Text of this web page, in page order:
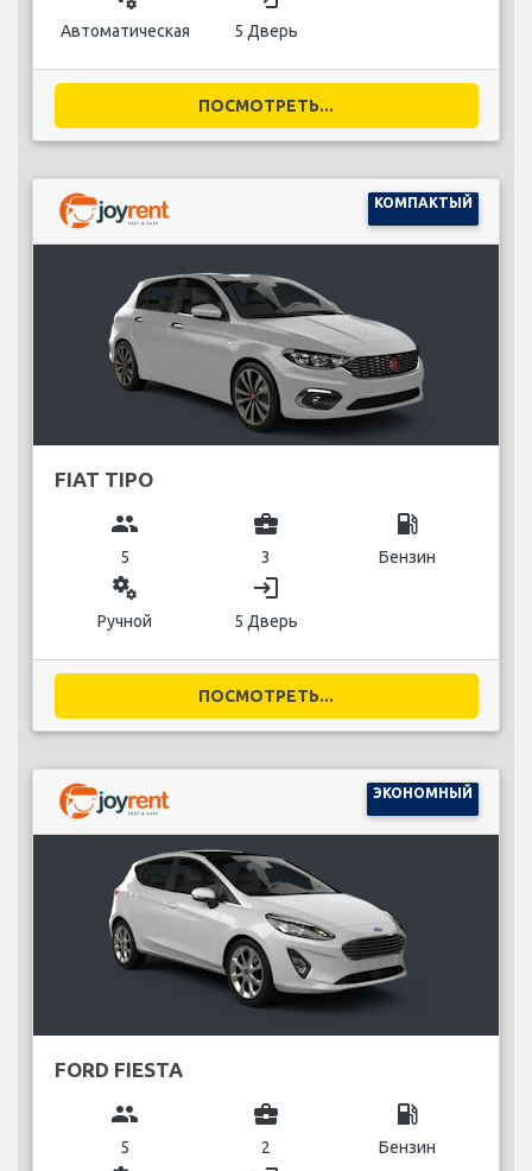
Автоматическая 5 Дверь
ПОСМОТРЕТЬ...
КОМПАКТЫЙ
FIAT TIPO
group
5
business_center
3
local_gas_station
Бензин
miscellaneous_services
Ручной
login
5 Дверь
ПОСМОТРЕТЬ...
ЭКОНОМНЫЙ
FORD FIESTA
group
5
business_center
2
local_gas_station
Бензин